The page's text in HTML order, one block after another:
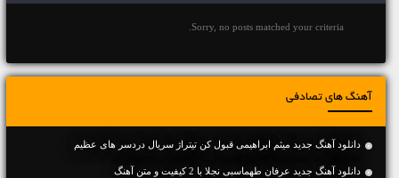
Sorry, no posts matched your criteria.
آهنگ های تصادفی
دانلود آهنگ جدید میثم ابراهیمی قبول کن تیتراژ سریال دردسر های عظیم
دانلود آهنگ جديد عرفان طهماسبی نجلا با 2 کیفیت و متن آهنگ